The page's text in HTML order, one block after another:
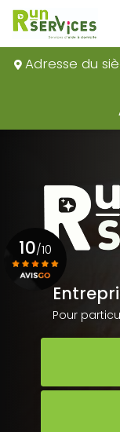
Aller
au
principal
Adresse du
Pour
10/10
Voir le certificat